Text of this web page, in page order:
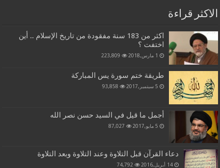
الاكثر قراءة
اكثر من 183 سنة مفقودة من تاريخ الإسلام .. أين
اختفت ؟
1 مارس,2018 223,809
طريقة ختم سورة يس المباركة
5 سبتمبر,2017 93,858
أجمل ما قيل في السيد حسن نصر الله
5 مايو,2017 87,027
دعاء القرآن قبل التلاوة وعند التلاوة وبعد التلاوة
14 أبريل,2016 74,792